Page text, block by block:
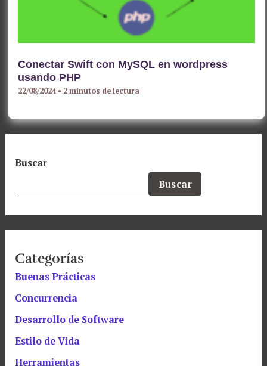
Conectar Swift con MySQL en wordpress
usando PHP
22/08/2024• 2 minutos de lectura
Buscar
Buscar
Categorías
Buenas Prácticas
Concurrencia
Desarrollo de Software
Estilo de Vida
Herramientas